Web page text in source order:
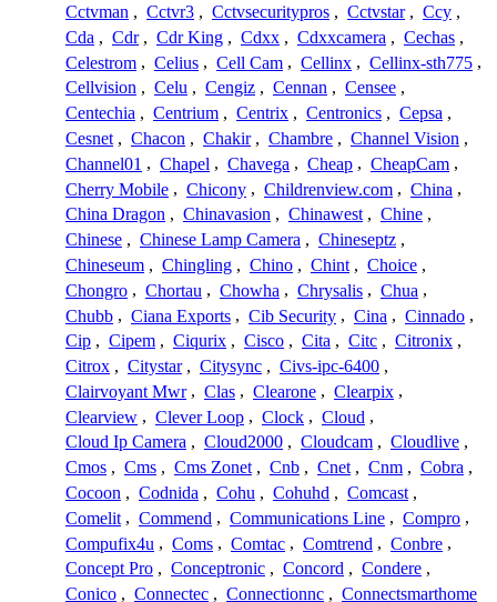
Cctvman , Cctvr3 , Cctvsecuritypros , Cctvstar , Ccy ,
Cda , Cdr , Cdr King , Cdxx , Cdxxcamera , Cechas ,
Celestrom , Celius , Cell Cam , Cellinx , Cellinx-sth775 ,
Cellvision , Celu , Cengiz , Cennan , Censee ,
Centechia , Centrium , Centrix , Centronics , Cepsa ,
Cesnet , Chacon , Chakir , Chambre , Channel Vision ,
Channel01 , Chapel , Chavega , Cheap , CheapCam ,
Cherry Mobile , Chicony , Childrenview.com , China ,
China Dragon , Chinavasion , Chinawest , Chine ,
Chinese , Chinese Lamp Camera , Chineseptz ,
Chineseum , Chingling , Chino , Chint , Choice ,
Chongro , Chortau , Chowha , Chrysalis , Chua ,
Chubb , Ciana Exports , Cib Security , Cina , Cinnado ,
Cip , Cipem , Ciqurix , Cisco , Cita , Citc , Citronix ,
Citrox , Citystar , Citysync , Civs-ipc-6400 ,
Clairvoyant Mwr , Clas , Clearone , Clearpix ,
Clearview , Clever Loop , Clock , Cloud ,
Cloud Ip Camera , Cloud2000 , Cloudcam , Cloudlive ,
Cmos , Cms , Cms Zonet , Cnb , Cnet , Cnm , Cobra ,
Cocoon , Codnida , Cohu , Cohuhd , Comcast ,
Comelit , Commend , Communications Line , Compro ,
Compufix4u , Coms , Comtac , Comtrend , Conbre ,
Concept Pro , Conceptronic , Concord , Condere ,
Conico , Connectec , Connectionnc , Connectsmarthome